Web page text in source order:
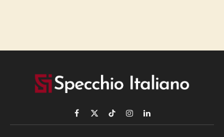
Facebook
X
TikTokInstagramLinkedIn